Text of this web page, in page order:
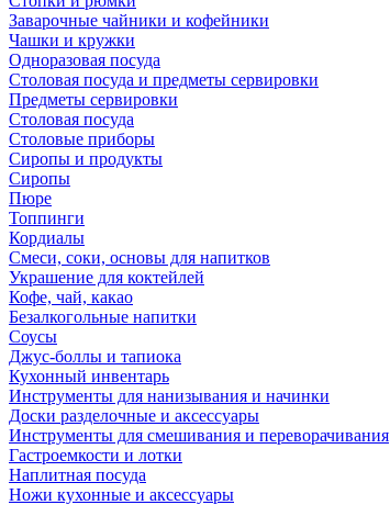
Заварочные чайники и кофейники
Чашки и кружки
Одноразовая посуда
Столовая посуда и предметы сервировки
Предметы сервировки
Столовая посуда
Столовые приборы
Сиропы и продукты
Сиропы
Пюре
Топпинги
Кордиалы
Смеси, соки, основы для напитков
Украшение для коктейлей
Кофе, чай, какао
Безалкогольные напитки
Соусы
Джус-боллы и тапиока
Кухонный инвентарь
Инструменты для нанизывания и начинки
Доски разделочные и аксессуары
Инструменты для смешивания и переворачивания
Гастроемкости и лотки
Наплитная посуда
Ножи кухонные и аксессуары